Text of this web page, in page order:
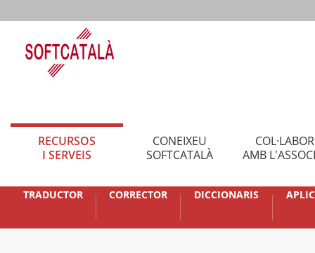
RECURSOS
I SERVEIS
CONEIXEU
SOFTCATALÀ
AMB
TRADUCTOR CORRECTOR DICCIONARIS